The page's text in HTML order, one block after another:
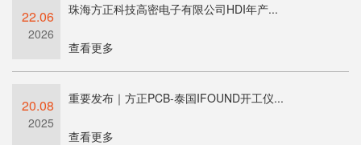
22.06
2026
珠海方正科技高密电子有限公司HDI年产...
查看更多
20.08
2025
重要发布｜方正PCB-泰国IFOUND开工仪...
查看更多